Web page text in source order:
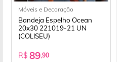
Móveis e Decoração
Bandeja Espelho Ocean
20x30 221019-21 UN
(COLISEU)
R$ 89,90